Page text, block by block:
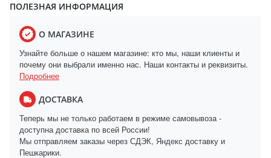
ПОЛЕЗНАЯ ИНФОРМАЦИЯ
О МАГАЗИНЕ
Узнайте больше о нашем магазине: кто мы, наши клиенты и
почему они выбрали именно нас. Наши контакты и реквизиты.
Подробнее
ДОСТАВКА
Теперь мы не только работаем в режиме самовывоза -
доступна доставка по всей России!
Мы отправляем заказы через СДЭК, Яндекс доставку и
Пешкарики.